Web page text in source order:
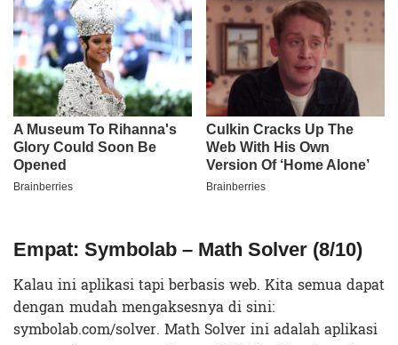
Empat: Symbolab – Math Solver (8/10)
Kalau ini aplikasi tapi berbasis web. Kita semua dapat
dengan mudah mengaksesnya di sini:
symbolab.com/solver. Math Solver ini adalah aplikasi